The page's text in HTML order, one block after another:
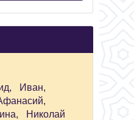
Иван,
Николай